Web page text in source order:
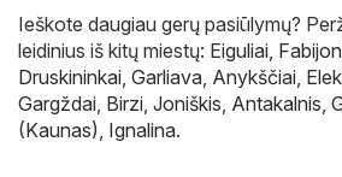
Ieškote daugiau gerų pasiūlymų?
leidinius iš kitų miestų: Eiguliai,
Druskininkai, Garliava, Anykščiai,
Gargždai, Birzi, Joniškis, Antakalnis,
(Kaunas), Ignalina.